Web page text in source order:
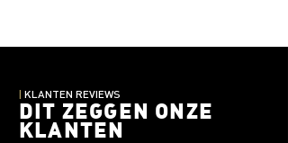
| KLANTEN REVIEWS
DIT ZEGGEN ONZE
KLANTEN